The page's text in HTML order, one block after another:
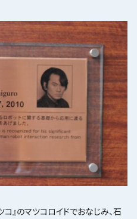
』のマツコロイドでおなじみ、石